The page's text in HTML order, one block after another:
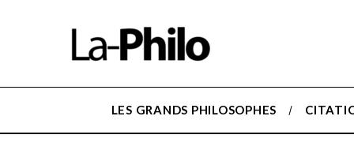
LES GRANDS PHILOSOPHES